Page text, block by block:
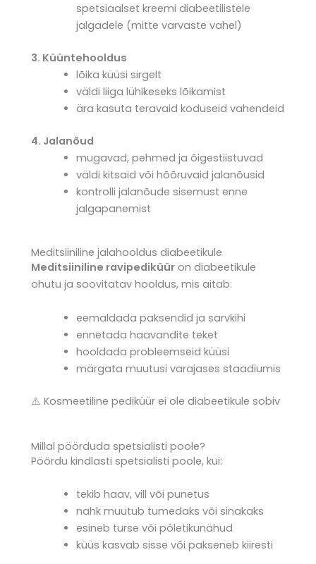
spetsiaalset kreemi diabeetilistele
jalgadele (mitte varvaste vahel)
3. Küüntehooldus
lõika küüsi sirgelt
väldi liiga lühikeseks lõikamist
ära kasuta teravaid koduseid vahendeid
4. Jalanõud
mugavad, pehmed ja õigestiistuvad
väldi kitsaid või hõõruvaid jalanõusid
kontrolli jalanõude sisemust enne
jalgapanemist
Meditsiiniline jalahooldus diabeetikule
Meditsiiniline ravipediküür on diabeetikule
ohutu ja soovitatav hooldus, mis aitab:
eemaldada paksendid ja sarvkihi
ennetada haavandite teket
hooldada probleemseid küüsi
märgata muutusi varajases staadiumis
⚠️ Kosmeetiline pediküür ei ole diabeetikule sobiv
Millal pöörduda spetsialisti poole?
Pöördu kindlasti spetsialisti poole, kui:
tekib haav, vill või punetus
nahk muutub tumedaks või sinakaks
esineb turse või põletikunähud
küüs kasvab sisse või pakseneb kiiresti